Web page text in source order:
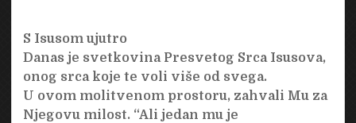
S Isusom ujutro
Danas je svetkovina Presvetog Srca Isusova,
onog srca koje te voli više od svega.
U ovom molitvenom prostoru, zahvali Mu za
Njegovu milost. “Ali jedan mu je